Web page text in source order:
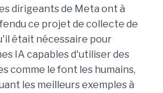
dirigeants de Meta ont à
ce projet de collecte de
était nécessaire pour
IA capables d'utiliser des
comme le font les humains,
les meilleurs exemples à